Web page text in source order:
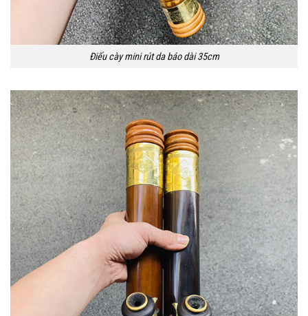
Điếu cày mini rút da báo dài 35cm